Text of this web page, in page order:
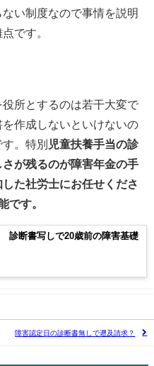
い制度なので事情を説明
です。
所とするのは若干大変で
作成しないといけないの
。特別 児童扶養手当の診
が残るのが障害年金の手
た社労士にお任せくださ
です。
診断書写しで20歳前の障害基礎
障害認定日の診断書無しで遡及請求？